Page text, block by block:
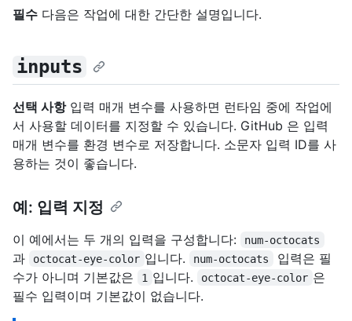
필수 다음은 작업에 대한 간단한 설명입니다.
inputs
선택 사항입력 매개 변수를 사용하면 런타임 중에 작업에
서 사용할 데이터를 지정할 수 있습니다. GitHub 은 입력
매개 변수를 환경 변수로 저장합니다. 소문자 입력 ID를 사
용하는 것이 좋습니다.
예: 입력 지정
이 예에서는 두 개의 입력을 구성합니다: num-octocats
과 octocat-eye-color 입니다. num-octocats
입력은 필
수가 아니며 기본값은
1 입니다. octocat-eye-color 은
필수 입력이며 기본값이 없습니다.